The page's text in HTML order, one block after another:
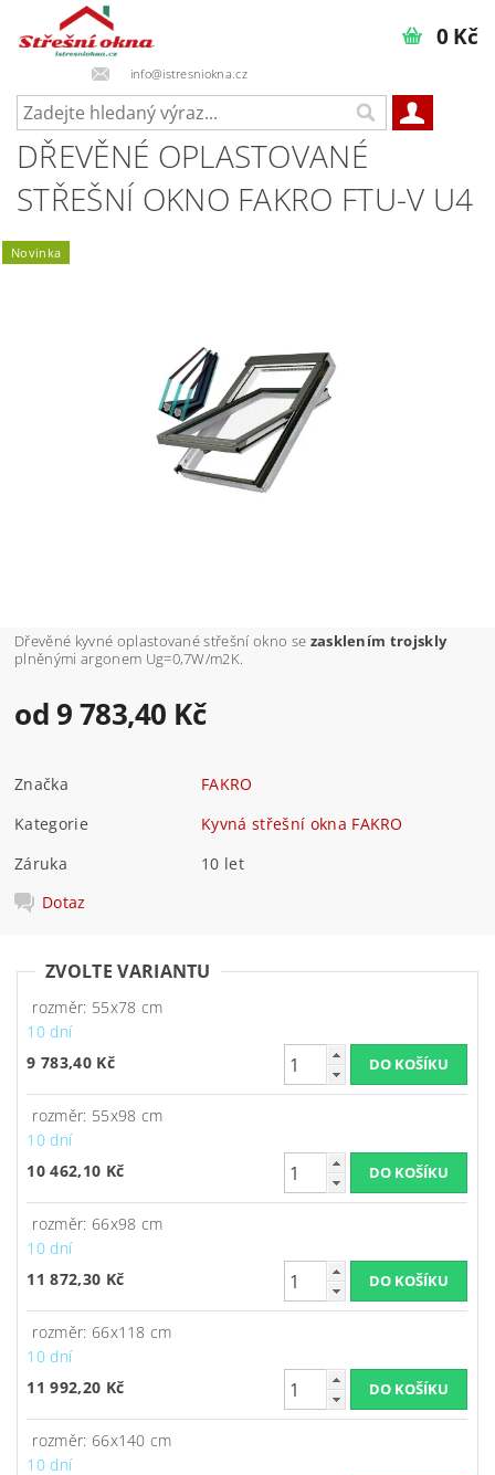
info@istresniokna.cz
0 Kč
DŘEVĚNÉ OPLASTOVANÉ
STŘEŠNÍ OKNO FAKRO FTU-V U4
Novinka
Dřevěné kyvné oplastované střešní okno se zasklením trojskly
plněnými argonem Ug=0,7W/m2K.
od 9 783,40 Kč
Značka
FAKRO
Kategorie
Kyvná střešní okna FAKRO
Záruka
10 let
Dotaz
ZVOLTE VARIANTU
rozměr: 55x78 cm
10 dní
9 783,40 Kč
rozměr: 55x98 cm
10 dní
10 462,10 Kč
rozměr: 66x98 cm
10 dní
11 872,30 Kč
rozměr: 66x118 cm
10 dní
11 992,20 Kč
rozměr: 66x140 cm
10 dní